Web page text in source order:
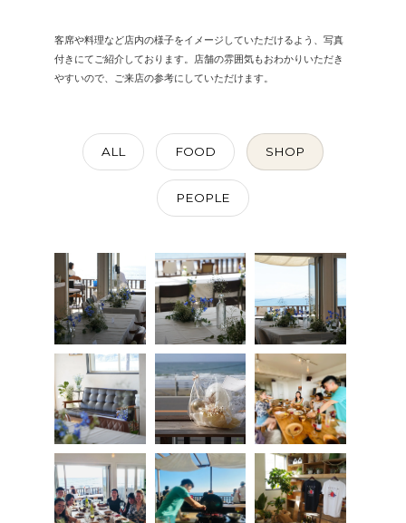
客席や料理など店内の様子をイメージしていただけるよう、写真
付きにてご紹介しております。店舗の雰囲気もおわかりいただき
やすいので、ご来店の参考にしていただけます。
ALL FOOD SHOP
PEOPLE